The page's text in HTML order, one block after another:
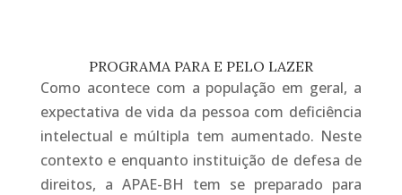
PROGRAMA PARA E PELO LAZER
Como acontece com a população em geral, a
expectativa de vida da pessoa com deficiência
intelectual e múltipla tem aumentado. Neste
contexto e enquanto instituição de defesa de
direitos, a APAE-BH tem se preparado para